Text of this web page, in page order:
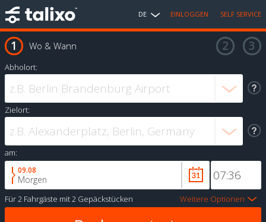
DE EINLOGGEN SELF SERVICE
Wo & Wann
Abholort:
Zielort:
am:
09.08
Morgen
Für2 Fahrgäste mit2 Gepäckstücken Weitere Optionen